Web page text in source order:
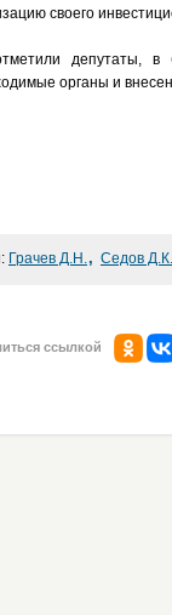
своего
депутаты, в
органы и
Грачев Д.Н., Седов Д.К.
ссылкой